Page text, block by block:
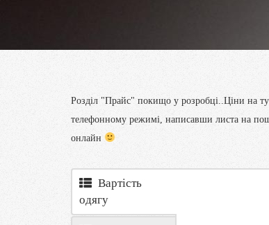
Розділ "Прайс" покищо у розробці..Ціни на
телефонному режимі, написавши листа на
онлайн
Вартість
одягу